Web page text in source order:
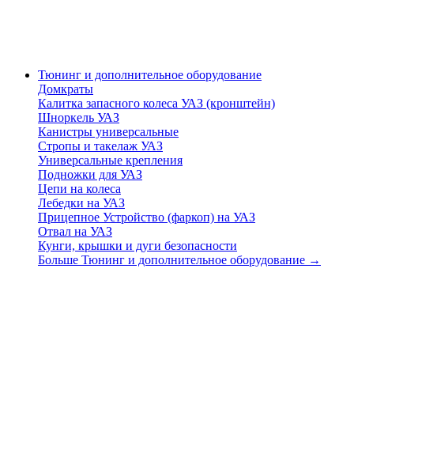
Тюнинг и дополнительное оборудование
Домкраты
Калитка запасного колеса УАЗ (кронштейн)
Шноркель УАЗ
Канистры универсальные
Стропы и такелаж УАЗ
Универсальные крепления
Подножки для УАЗ
Цепи на колеса
Лебедки на УАЗ
Прицепное Устройство (фаркоп) на УАЗ
Отвал на УАЗ
Кунги, крышки и дуги безопасности
Больше Тюнинг и дополнительное оборудование →